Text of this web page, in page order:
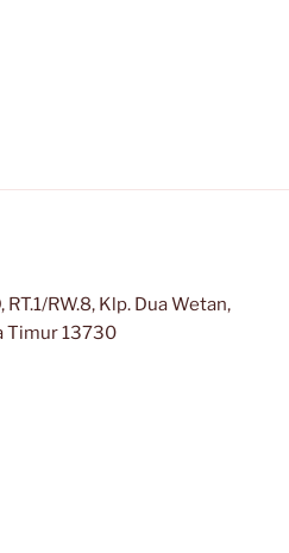
RW.8, Klp. Dua Wetan,
Timur 13730